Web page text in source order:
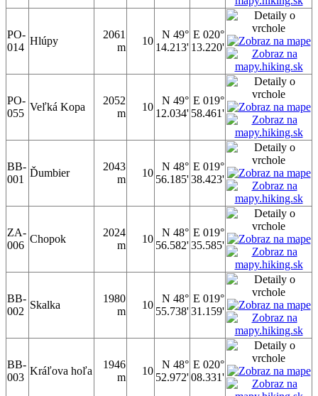
PO-
014
Hlúpy
2061
m
10
N 49°
14.213'
E 020°
13.220'
PO-
055
Veľká Kopa
2052
m
10
N 49°
12.034'
E 019°
58.461'
BB-
001
Ďumbier
2043
m
10
N 48°
56.185'
E 019°
38.423'
ZA-
006
Chopok
2024
m
10
N 48°
56.582'
E 019°
35.585'
BB-
002
Skalka
1980
m
10
N 48°
55.738'
E 019°
31.159'
BB-
003
Kráľova hoľa
1946
m
10
N 48°
52.972'
E 020°
08.331'